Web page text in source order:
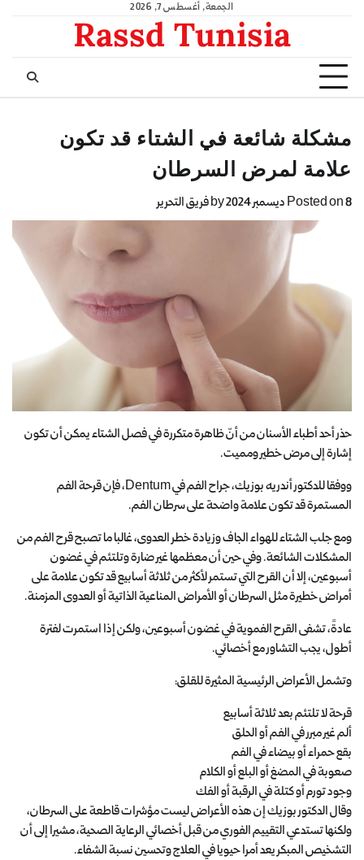
الجمعة, أغسطس 7, 2026
Rassd Tunisia
مشكلة شائعة في الشتاء قد تكون
علامة لمرض السرطان
Posted on8 ديسمبر 2024 فريق التحرير
حذر أحد أطباء الأسنان من أنّ ظاهرة متكررة في فصل الشتاء يمكن أن تكون
إشارة إلى مرض خطير ومميت.
ووفقا للدكتور أندريه بوزيك، جراح الفم في Dentum، فإن قرحة الفم
المستمرة قد تكون علامة واضحة على سرطان الفم.
ومع جلب الشتاء للهواء الجاف وزيادة خطر العدوى، غالبا ما تصبح قرح الفم من
المشكلات الشائعة. وفي حين أن معظمها غير ضارة وتلتئم في غضون
أسبوعين، إلا أن القرح التي تستمر لأكثر من ثلاثة أسابيع قد تكون علامة على
أمراض خطيرة مثل السرطان أو الأمراض المناعية الذاتية أو العدوى المزمنة.
عادةً، تشفى القرح الفموية في غضون أسبوعين، ولكن إذا استمرت لفترة
أطول، يجب التشاور مع أخصائي.
وتشمل الأعراض الرئيسية المثيرة للقلق:
قرحة لا تلتئم بعد ثلاثة أسابيع
ألم غير مبرر في الفم أو الحلق
بقع حمراء أو بيضاء في الفم
صعوبة في المضغ أو البلع أو الكلام
وجود تورم أو كتلة في الرقبة أو الفك
وقال الدكتور بوزيك إن هذه الأعراض ليست مؤشرات قاطعة على السرطان،
ولكنها تستدعي التقييم الفوري من قبل أخصائي الرعاية الصحية، مشيرا إلى أن
التشخيص المبكر يعد أمرا حيويا في العلاج وتحسين نسبة الشفاء.